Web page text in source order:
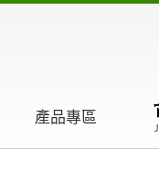
產品專區